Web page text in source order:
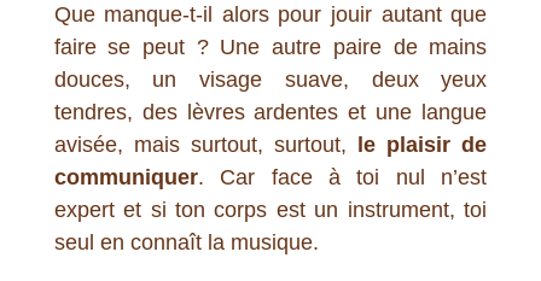
Que manque-t-il alors pour jouir autant que
faire se peut ? Une autre paire de mains
douces, un visage suave, deux yeux
tendres, des lèvres ardentes et une langue
avisée, mais surtout, surtout, le plaisir de
communiquer. Car face à toi nul n’est
expert et si ton corps est un instrument, toi
seul en connaît la musique.